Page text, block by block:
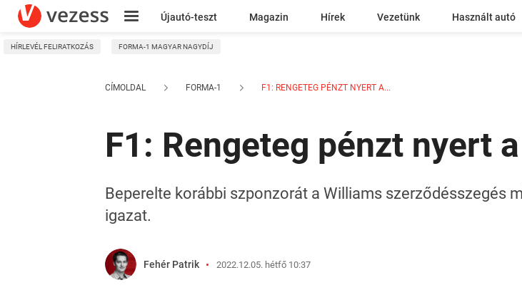
Újautó-teszt Magazin Hírek Vezetünk Használt autó
Kresz
HÍRLEVÉL FELIRATKOZÁS FORMA-1 MAGYAR NAGYDÍJ
CÍMOLDAL FORMA-1 F1: RENGETEG PÉNZT NYERT A...
F1: Rengeteg pénzt nyert
Beperelte korábbi szponzorát a Williams szerződésszegés
igazat.
Fehér Patrik 2022.12.05. hétfő 10:37